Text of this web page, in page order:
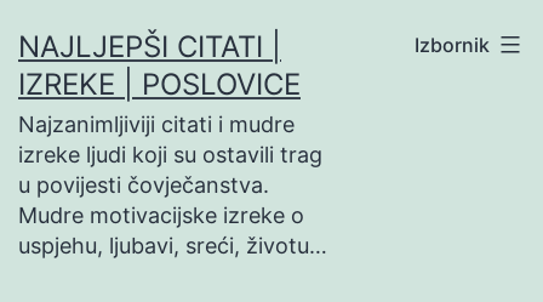
na
sadržaj
NAJLJEPŠI CITATI |
IZREKE | POSLOVICE
Najzanimljiviji citati i mudre
izreke ljudi koji su ostavili trag
u povijesti čovječanstva.
Mudre motivacijske izreke o
uspjehu, ljubavi, sreći, životu…
Izbornik